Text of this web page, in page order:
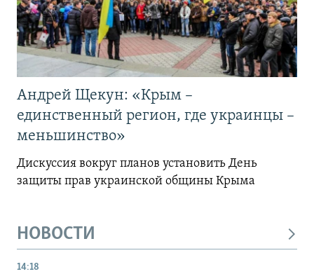
Андрей Щекун: «Крым –
единственный регион, где украинцы –
меньшинство»
Дискуссия вокруг планов установить День
защиты прав украинской общины Крыма
НОВОСТИ
14:18